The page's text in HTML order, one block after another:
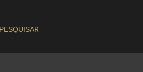
PESQUISAR